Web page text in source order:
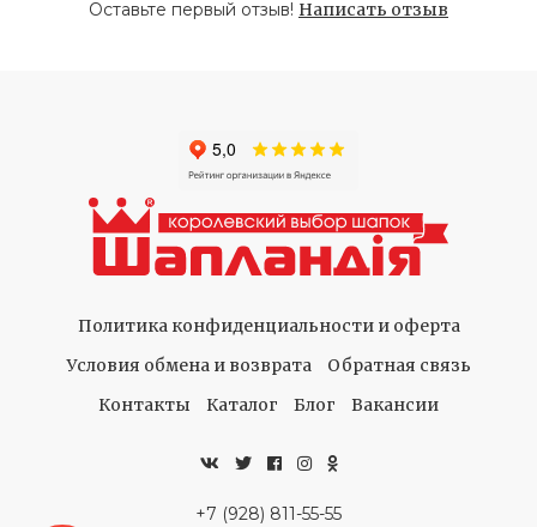
Оставьте первый отзыв! Написать отзыв
Политика конфиденциальности и оферта
Условия обмена и возврата
Обратная связь
Контакты
Каталог Блог Вакансии
+7 (928) 811-55-55